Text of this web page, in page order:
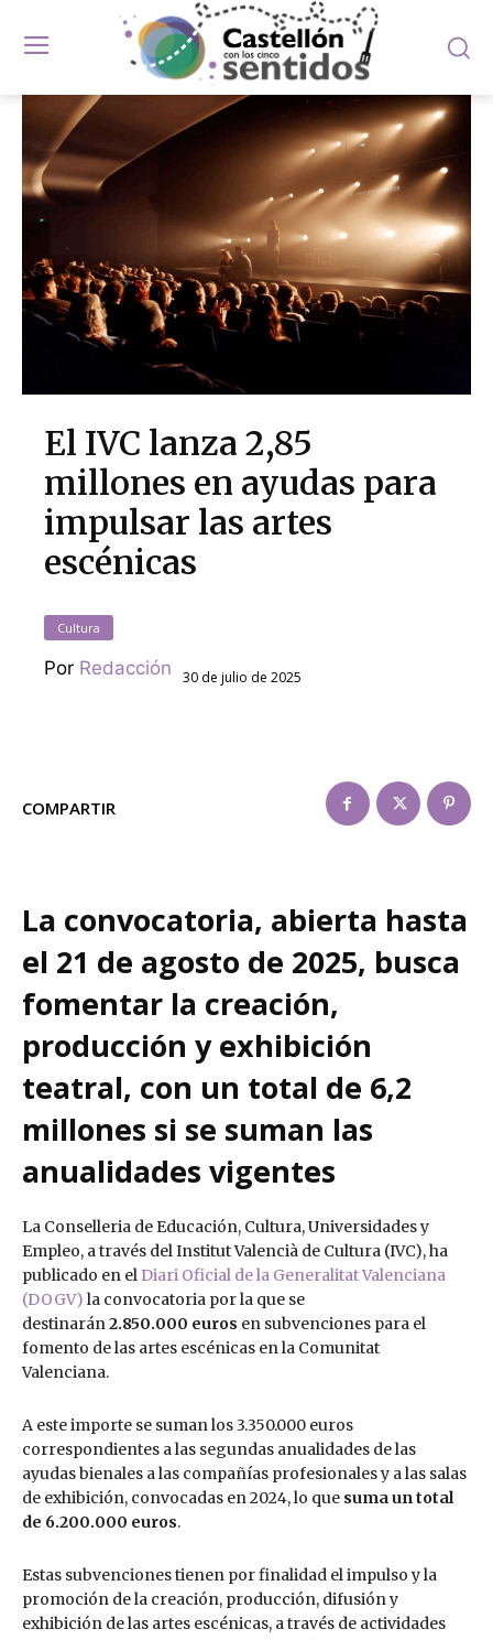
El IVC lanza 2,85
millones en ayudas para
impulsar las artes
escénicas
Cultura
Por Redacción 30 de julio de 2025
COMPARTIR
La convocatoria, abierta hasta
el 21 de agosto de 2025, busca
fomentar la creación,
producción y exhibición
teatral, con un total de 6,2
millones si se suman las
anualidades vigentes
La Conselleria de Educación, Cultura, Universidades y
Empleo, a través del Institut Valencià de Cultura (IVC), ha
publicado en el Diari Oficial de la Generalitat Valenciana
(DOGV) la convocatoria por la que se
destinarán2.850.000 euros en subvenciones para el
fomento de las artes escénicas en la Comunitat
Valenciana.
A este importe se suman los 3.350.000 euros
correspondientes a las segundas anualidades de las
ayudas bienales a las compañías profesionales y a las salas
de exhibición, convocadas en 2024, lo que suma un total
de 6.200.000 euros.
Estas subvenciones tienen por finalidad el impulso y la
promoción de la creación, producción, difusión y
exhibición de las artes escénicas, a través de actividades